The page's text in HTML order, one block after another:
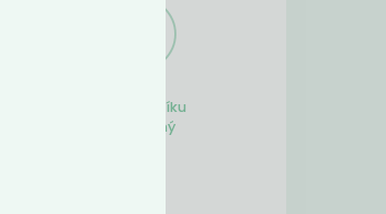
Obsah košíku
je prázdný